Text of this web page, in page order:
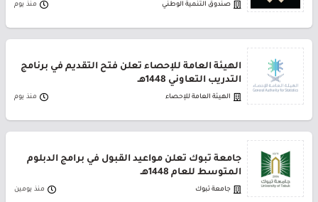
صندوق التنمية الوطني منذ يوم
الهيئة العامة للإحصاء تعلن فتح التقديم في برنامج
التدريب التعاوني 1448هـ
الهيئة العامة للإحصاء منذ يوم
جامعة تبوك تعلن مواعيد القبول في برامج الدبلوم
المتوسط للعام 1448هـ
جامعة تبوك منذ يومين